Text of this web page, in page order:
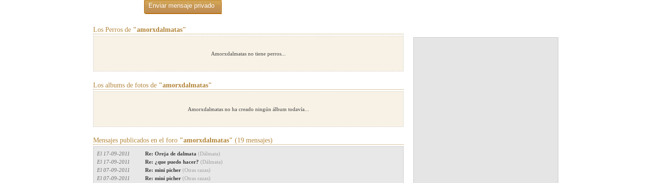
Los Perros de "amorxdalmatas"
Amorxdalmatas no tiene perros...
Los albums de fotos de "amorxdalmatas"
Amorxdalmatas no ha creado ningún álbum todavía...
Mensajes publicados en el foro "amorxdalmatas" (19 mensajes)
El 17-09-2011 Re: Oreja de dalmata (Dálmata)
El 17-09-2011
Re: ¿que puedo hacer? (Dálmata)
El 07-09-2011
Re: mini picher (Otras razas)
El 07-09-2011
Re: mini picher (Otras razas)